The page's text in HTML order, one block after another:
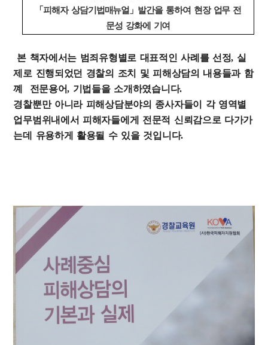
「피해자 상담기법매뉴얼 」 발간을 통하여 현장 업무 전
문성 강화에 기여
본 책자에서는 범죄유형별로 대표적인 사례를 선정, 실
제로 진행되었던 경찰의 조치 및 피해상담의 내용들과 함
꼐 전문용어, 기법들을 소개하였습니다.
경찰뿐만 아니라 피해상담분야의 종사자들이 각 영역별
업무범위내에서 피해자들에게 전문적 신뢰감으로 다가가
는데 유용하게 활용될 수 있을 것입니다.